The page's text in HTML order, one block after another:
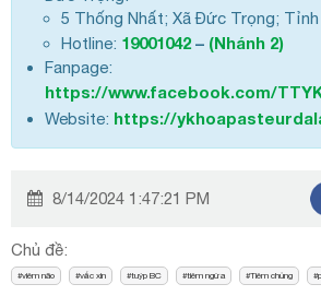
5 Thống Nhất; Xã Đức Trọng;
Hotline: 19001042 – (Nhánh 2)
Fanpage:
https://www.facebook.com/
Website: https://
8/14/2024 1:47:21 PM
Chủ đề:
viêm não vắc xin tuýp BC tiêm ngừa Tiêm chủng